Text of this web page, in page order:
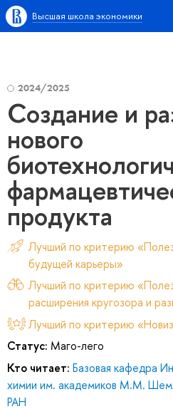
Высшая школа экономики
2024/2025
Создание и
нового
продукта
Лучший по критерию
будущей карьеры»
Лучший по критерию
расширения кругозора и
Лучший по критерию
Статус: Маго-лего
Кто читает: Базовая кафедра
химии им. академиков М.М.
РАН